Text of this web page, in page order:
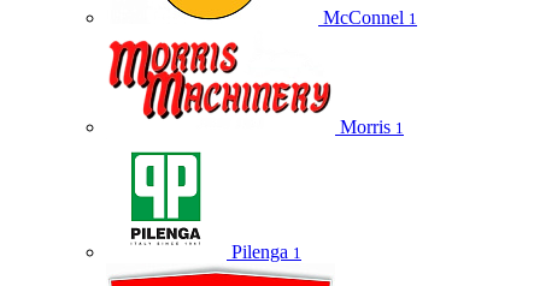
McConnel 1
Morris 1
Pilenga 1